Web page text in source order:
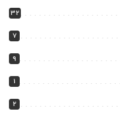
32
7
9
1
2